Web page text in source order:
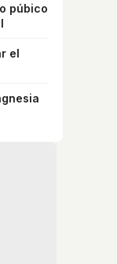
púbico
el